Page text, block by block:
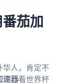
茄加
华人，肯定不
速器看世界杯